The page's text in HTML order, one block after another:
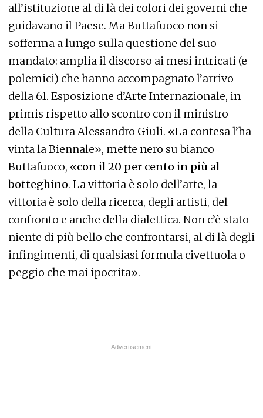
all’istituzione al di là dei colori dei governi che
guidavano il Paese. Ma Buttafuoco non si
sofferma a lungo sulla questione del suo
mandato: amplia il discorso ai mesi intricati (e
polemici) che hanno accompagnato l’arrivo
della 61. Esposizione d’Arte Internazionale, in
primis rispetto allo scontro con il ministro
della Cultura Alessandro Giuli. «La contesa l’ha
vinta la Biennale», mette nero su bianco
Buttafuoco, «con il 20 per cento in più al
botteghino. La vittoria è solo dell’arte, la
vittoria è solo della ricerca, degli artisti, del
confronto e anche della dialettica. Non c’è stato
niente di più bello che confrontarsi, al di là degli
infingimenti, di qualsiasi formula civettuola o
peggio che mai ipocrita».